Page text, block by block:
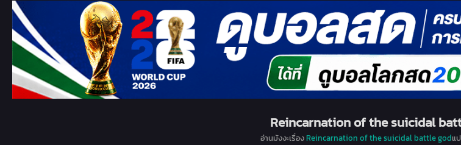
Reincarnation of the suicidal
อ่านมังงะเรื่องReincarnation of the suicidal battle godแ